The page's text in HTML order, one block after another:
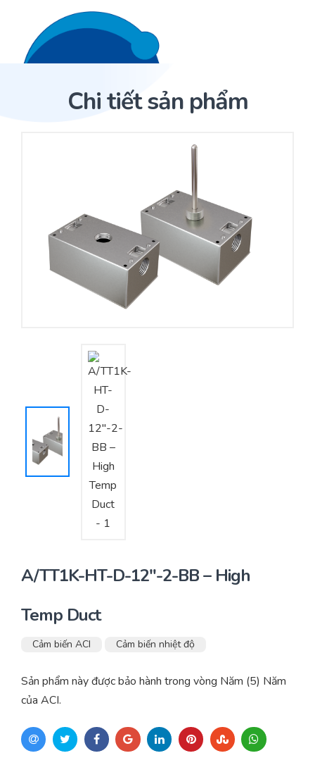
Trang Chủ
Nhà phân phối cảm biến
Nhà sản xuất thiết bị điều khiển
Cung cấp giải pháp quản lý cho toà nhà (BMS)
Tư vấn – Thiết kế – Cung cấp thiết bị HVAC
Tư vấn thiết kế, thi công tủ điều khiển
Thi công – Lắp đặt hệ thống HVAC
Bài viết
Chi tiết sản phẩm
Cảm biến ACI
A/TT1K-HT-D-12″-2-BB – High
Temp Duct
Cảm biến ACI Cảm biến nhiệt độ
Sản phẩm này được bảo hành trong vòng Năm (5) Năm
của ACI.